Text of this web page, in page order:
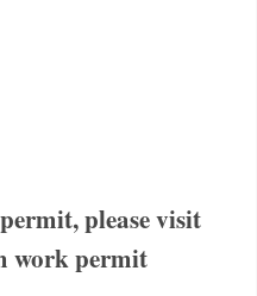
please visit
work permit